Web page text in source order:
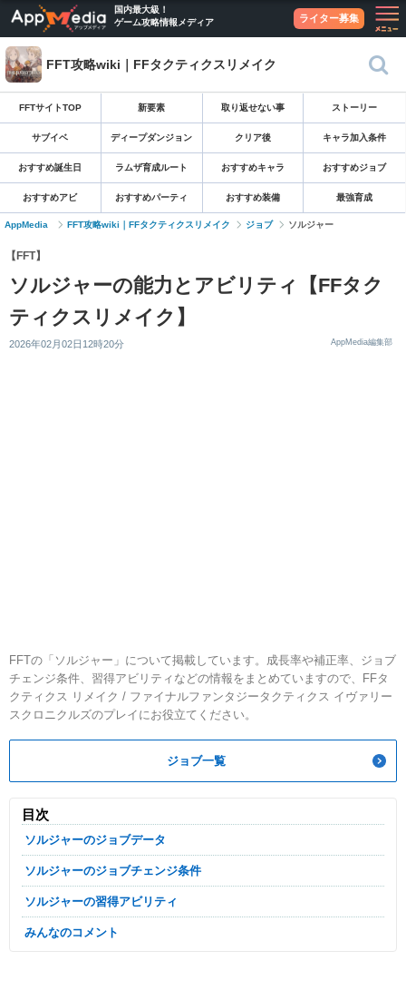
国内最大級！
ゲーム攻略情報メディア
ライター募集
FFT攻略wiki｜FFタクティクスリメイク
FFTサイトTOP 新要素 取り返せない事 ストーリー
サブイベ ディープダンジョン クリア後 キャラ加入条件
おすすめ誕生日 ラムザ育成ルート おすすめキャラ おすすめジョブ
おすすめアビ おすすめパーティ おすすめ装備 最強育成
AppMedia FFT攻略wiki｜FFタクティクスリメイク ジョブ ソルジャー
【FFT】
ソルジャーの能力とアビリティ【FFタク
ティクスリメイク】
2026年02月02日12時20分 AppMedia編集部
FFTの「ソルジャー」について掲載しています。成長率や補正率、ジョブ
チェンジ条件、習得アビリティなどの情報をまとめていますので、FFタ
クティクス リメイク / ファイナルファンタジータクティクス イヴァリー
スクロニクルズのプレイにお役立てください。
ジョブ一覧
目次
ソルジャーのジョブデータ
ソルジャーのジョブチェンジ条件
ソルジャーの習得アビリティ
みんなのコメント